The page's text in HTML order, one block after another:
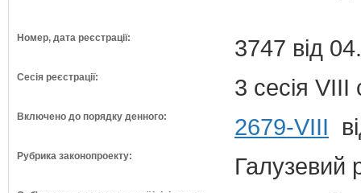
Номер, дата реєстрації: 3747 від
Сесія реєстрації: 3 сесія VIII
Включено до порядку денного: 2679-VIII
Рубрика законопроекту: Галузевий